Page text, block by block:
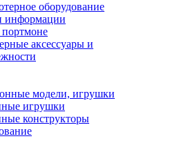
оборудование
информации
аксессуары и
модели, игрушки
игрушки
конструкторы